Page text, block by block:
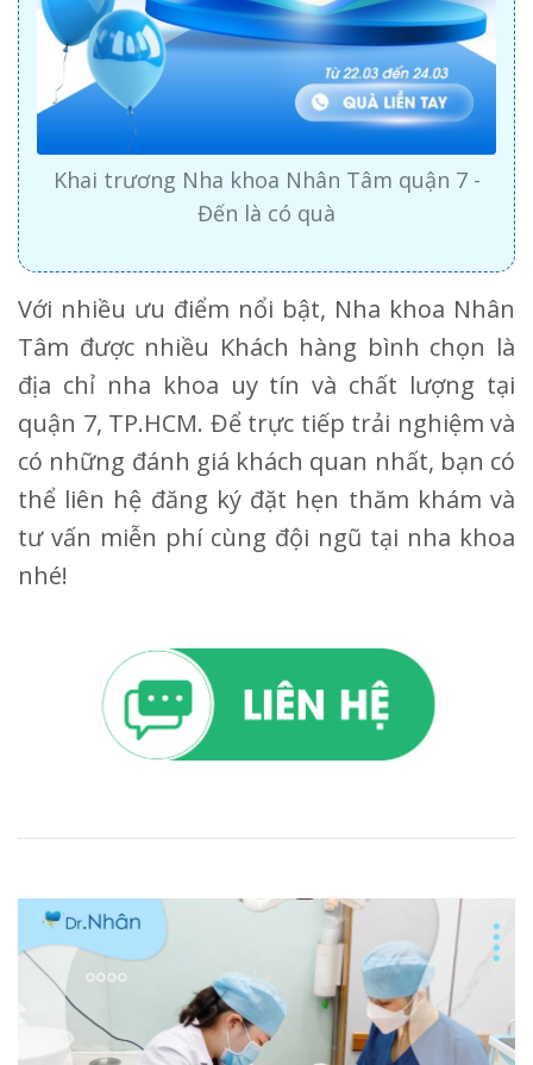
Khai trương Nha khoa Nhân Tâm quận 7 -
Đến là có quà
Với nhiều ưu điểm nổi bật, Nha khoa Nhân
Tâm được nhiều Khách hàng bình chọn là
địa chỉ nha khoa uy tín và chất lượng tại
quận 7, TP.HCM. Để trực tiếp trải nghiệm và
có những đánh giá khách quan nhất, bạn có
thể liên hệ đăng ký đặt hẹn thăm khám và
tư vấn miễn phí cùng đội ngũ tại nha khoa
nhé!